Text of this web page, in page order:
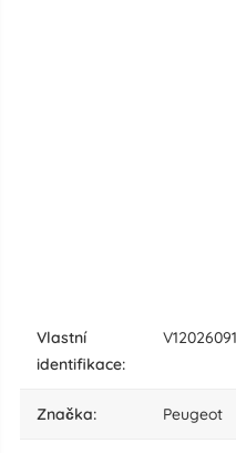
vlastní
identifikace:
značka: Peugeot